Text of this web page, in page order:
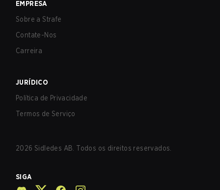
EMPRESA
Sobre a Strafe
Contate-Nos
Carreira
JURÍDICO
Política de Privacidade
Termos de Serviço
2026 Sidledes AB. Todos os direitos reservados.
SIGA